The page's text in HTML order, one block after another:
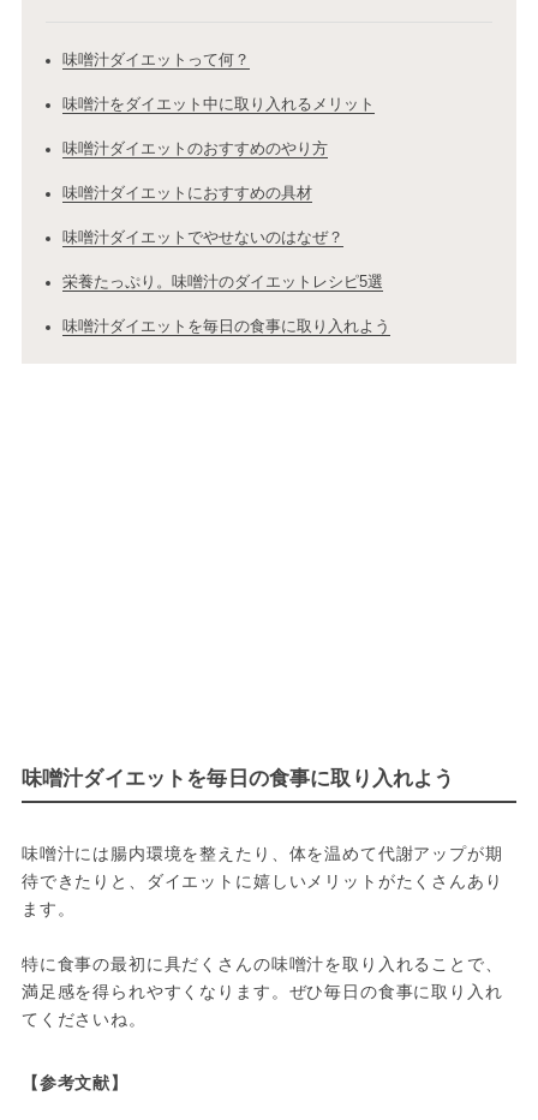
味噌汁ダイエットって何？
味噌汁をダイエット中に取り入れるメリット
味噌汁ダイエットのおすすめのやり方
味噌汁ダイエットにおすすめの具材
味噌汁ダイエットでやせないのはなぜ？
栄養たっぷり。味噌汁のダイエットレシピ5選
味噌汁ダイエットを毎日の食事に取り入れよう
味噌汁ダイエットを毎日の食事に取り入れよう
味噌汁には腸内環境を整えたり、体を温めて代謝アップが期
待できたりと、ダイエットに嬉しいメリットがたくさんあり
ます。
特に食事の最初に具だくさんの味噌汁を取り入れることで、
満足感を得られやすくなります。ぜひ毎日の食事に取り入れ
てくださいね。
【参考文献】